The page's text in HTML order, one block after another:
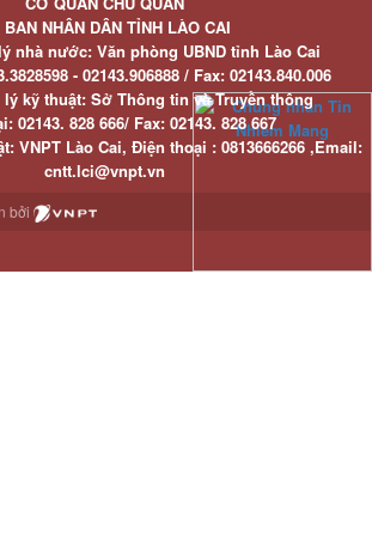
BAN NHÂN DÂN TỈNH LÀO CAI
nhà nước: Văn phòng UBND tỉnh Lào Cai
- 02143.906888 / Fax:02143.840.006
kỹ thuật: Sở Thông tin và Truyền thông
02143. 828 666/ Fax:02143. 828 667
: VNPT Lào Cai, Điện thoại : 0813666266 ,Email:
cntt.lci@vnpt.vn
bởi